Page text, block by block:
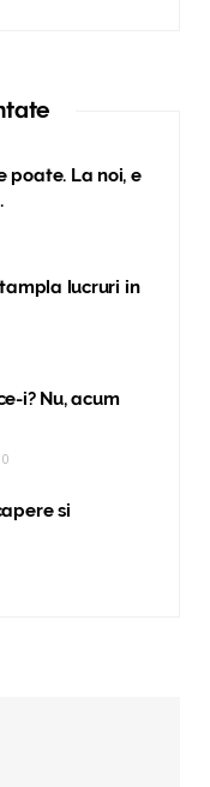
poate. La noi, e
lucruri in
i? Nu, acum
si